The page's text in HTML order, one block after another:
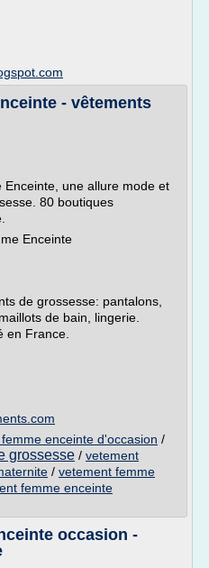
- vêtements
Enceinte, une allure mode et
80 boutiques
Enceinte
de grossesse: pantalons,
de bain, lingerie.
en France.
enceinte d'occasion /
grossesse / vetement
/ vetement femme
femme enceinte
occasion -